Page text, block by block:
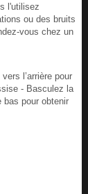
l'utilisez
ou des bruits
vous chez un
l’arrière pour
- Basculez la
bas pour obtenir